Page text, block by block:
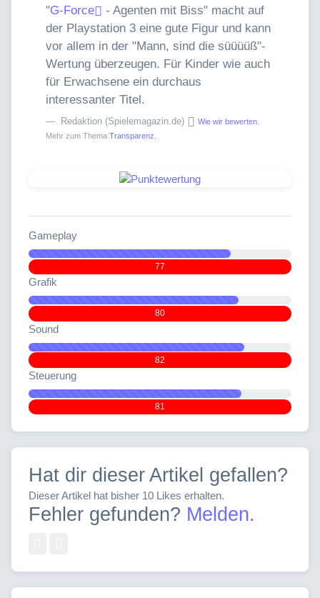
"G-Force
- Agenten mit Biss" macht auf
der Playstation 3 eine gute Figur und kann
vor allem in der "Mann, sind die süüüüß"-
Wertung überzeugen. Für Kinder wie auch
für Erwachsene ein durchaus
interessanter Titel.
Redaktion (Spielemagazin.de)
Wie wir bewerten.
Mehr zum Thema Transparenz.
Gameplay
77
Grafik
80
Sound
82
Steuerung
81
Hat dir dieser Artikel gefallen?
Dieser Artikel hat bisher 10 Likes erhalten.
Fehler gefunden? Melden.